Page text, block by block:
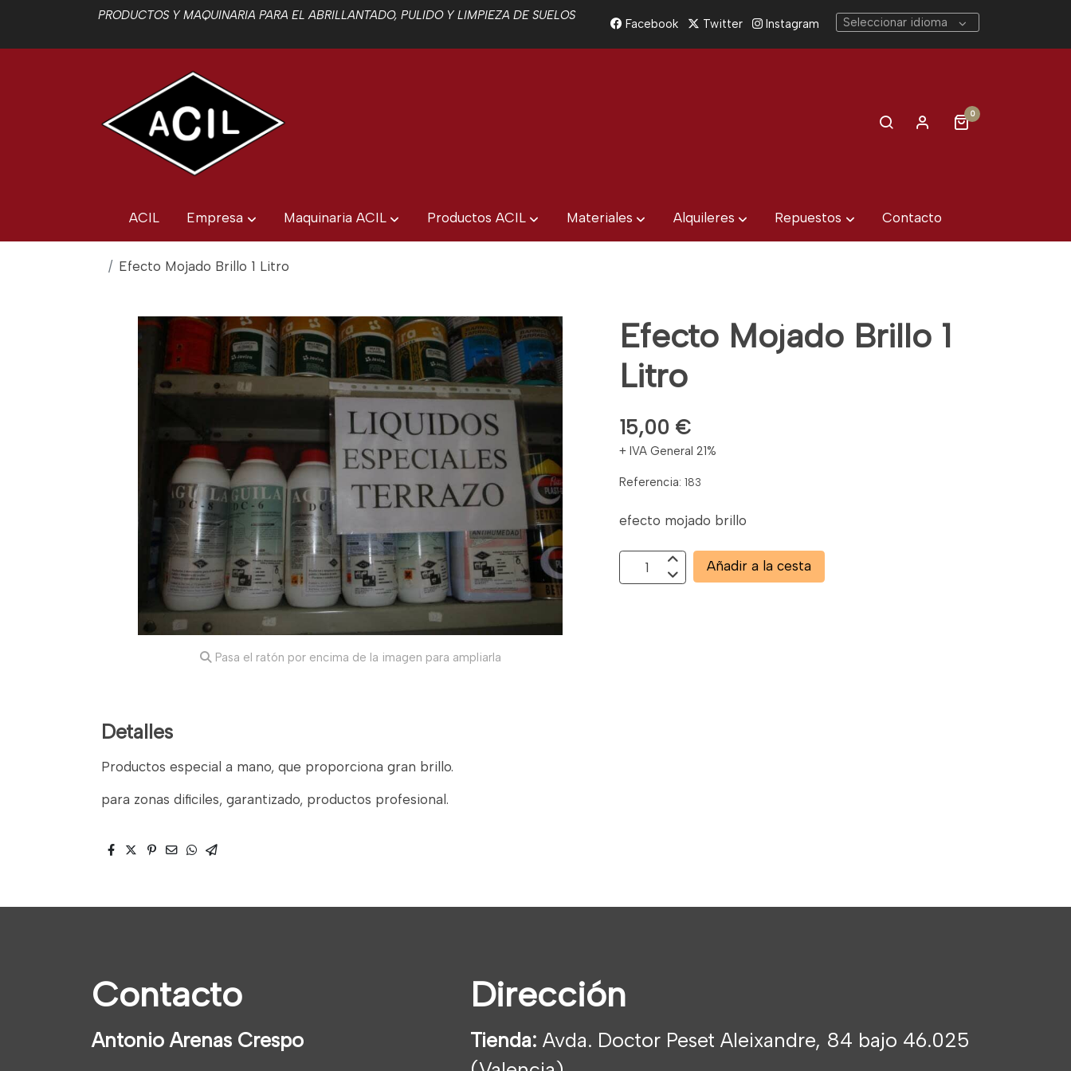
PRODUCTOS Y MAQUINARIA PARA EL ABRILLANTADO, PULIDO Y LIMPIEZA DE SUELOS
Facebook Twitter Instagram Seleccionar idioma
0
ACIL Empresa Maquinaria ACIL Productos ACIL Materiales Alquileres Repuestos Contacto
Efecto Mojado Brillo 1 Litro
Pasa el ratón por encima de la imagen para ampliarla
Detalles
Productos especial a mano, que proporciona gran brillo.
para zonas dificiles, garantizado, productos profesional.
Efecto Mojado Brillo 1
Litro
15,00 €
+ IVA General 21%
Referencia:183
efecto mojado brillo
Añadir a la cesta
Contacto
Antonio Arenas Crespo
Dirección
Tienda: Avda. Doctor Peset Aleixandre, 84 bajo 46.025